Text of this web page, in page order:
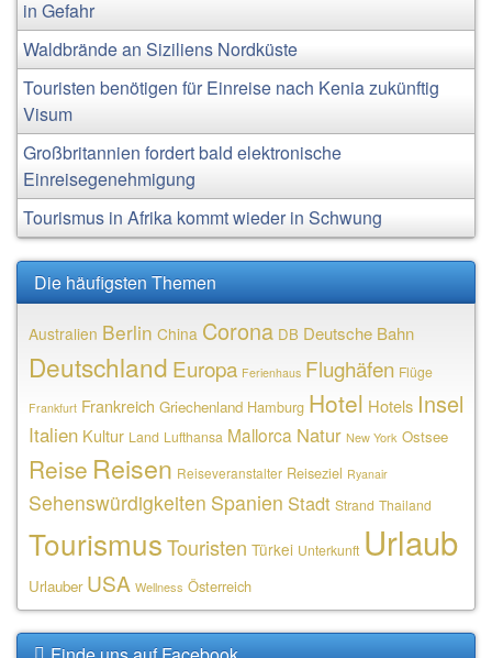
in Gefahr
Waldbrände an Siziliens Nordküste
Touristen benötigen für Einreise nach Kenia zukünftig
Visum
Großbritannien fordert bald elektronische
Einreisegenehmigung
Tourismus in Afrika kommt wieder in Schwung
Die häufigsten Themen
Australien Berlin China Corona DB Deutsche Bahn
Deutschland Europa Ferienhaus Flughäfen Flüge
Frankfurt Frankreich Griechenland Hamburg Hotel Hotels Insel
Italien Kultur Land Lufthansa Mallorca Natur New York Ostsee
Reise Reisen Reiseveranstalter Reiseziel Ryanair
Sehenswürdigkeiten Spanien Stadt Strand Thailand
TourismusTouristen Türkei Unterkunft Urlaub
Urlauber USA Wellness Österreich